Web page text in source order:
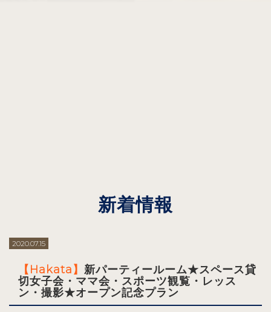
新着情報
2020.07.15
【Hakata】 新パーティールーム★スペース貸
切女子会・ママ会・スポーツ観覧・レッス
ン・撮影★オープン記念プラン